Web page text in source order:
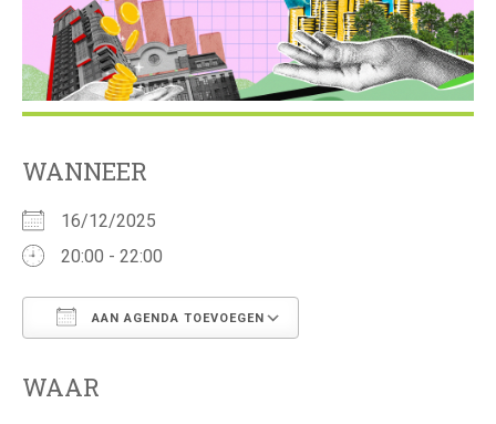
WANNEER
16/12/2025
20:00 - 22:00
AAN AGENDA TOEVOEGEN
WAAR